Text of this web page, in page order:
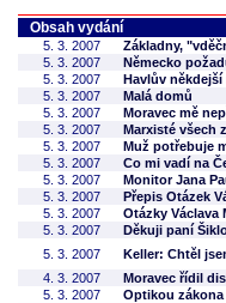
Obsah vydání
5. 3. 2007
Základny,
5. 3. 2007
Německo
5. 3. 2007
Havlův
5. 3. 2007
Malá domů
5. 3. 2007
Moravec mě
5. 3. 2007
Marxisté všech
5. 3. 2007
Muž potřebuje
5. 3. 2007
Co mi vadí na
5. 3. 2007
Monitor Jana
5. 3. 2007
Přepis Otázek
5. 3. 2007
Otázky Václava
5. 3. 2007
Děkuji paní
5. 3. 2007
Keller: Chtěl
4. 3. 2007
Moravec řídil
5. 3. 2007
Optikou zákona